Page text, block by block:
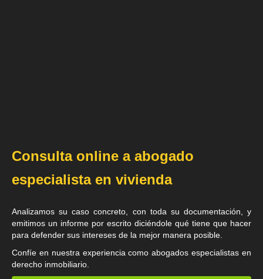
Consulta online a abogado
especialista en vivienda
Analizamos su caso concreto, con toda su documentación, y
emitimos un informe por escrito diciéndole qué tiene que hacer
para defender sus intereses de la mejor manera posible.
Confíe en nuestra experiencia comoabogados especialistas en
derecho inmobiliario